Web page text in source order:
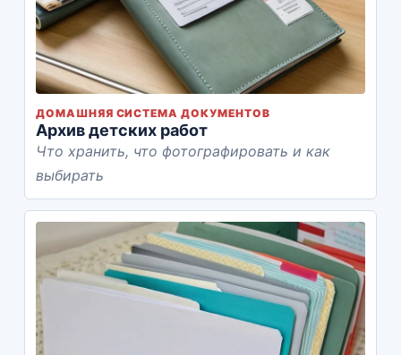
ДОМАШНЯЯ СИСТЕМА ДОКУМЕНТОВ
Архив детских работ
Что хранить, что фотографировать и как
выбирать